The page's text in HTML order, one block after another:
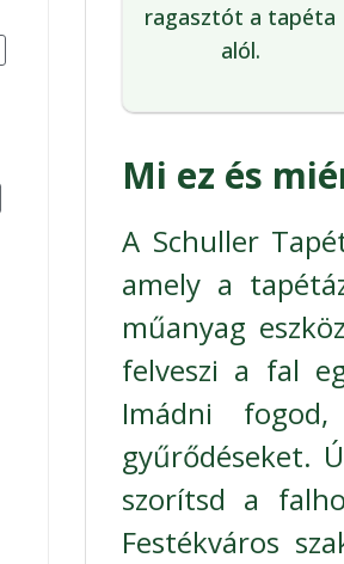
ragasztót a tapéta
alól.
Mi ez és
A Schuller
amely a
műanyag
felveszi a fal
Imádni
gyűrődéseket.
szorítsd a
Festékváros